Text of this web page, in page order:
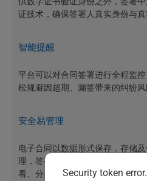
证技术，确保签署人真实身份与真
智能提醒
平台可以对合同签署进行全程监
松规避因超期、漏签带来的纠纷风
安全易管理
电子合同以数据形式保存，存储
理，签署双方可以随时随地对电
看、分类、下载等管理，同时电
Security token